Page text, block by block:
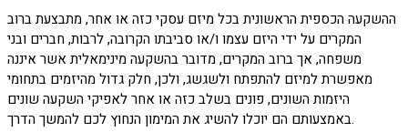
ההשקעה הכספית הראשונית בכל מיזם עסקי כזה או אחר, מתבצעת ברוב
המקרים על ידי היזם עצמו ו/או סביבתו הקרובה, לרבות, חברים ובני
משפחה, אך ברוב המקרים, מדובר בהשקעה מינימאלית אשר איננה
מאפשרת למיזם להתפתח ולשגשג, ולכן, חלק גדול מהיזמים בתחומי
היזמות השונים, פונים בשלב כזה או אחר לאפיקי השקעה שונים
באמצעותם הם יוכלו להשיג את המימון הנחוץ לכם להמשך הדרך.